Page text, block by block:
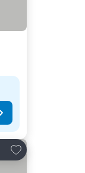
Lisää suosikkeihin